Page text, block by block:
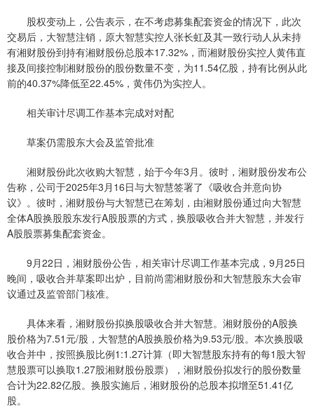
股权变动上，公告表示，在不考虑募集配套资金的情况下，此次
交易后，大智慧注销，原大智慧实控人张长虹及其一致行动人从未持
有湘财股份到持有湘财股份总股本17.32%，而湘财股份实控人黄伟直
接及间接控制湘财股份的股份数量不变，为11.54亿股，持有比例从此
前的40.37%降低至22.45%，黄伟仍为实控人。
相关审计尽调工作基本完成对对配
草案仍需股东大会及监管批准
湘财股份此次收购大智慧，始于今年3月。彼时，湘财股份发布公
告称，公司于2025年3月16日与大智慧签署了《吸收合并意向协
议》。彼时，湘财股份与大智慧已在筹划，由湘财股份通过向大智慧
全体A股换股股东发行A股股票的方式，换股吸收合并大智慧，并发行
A股股票募集配套资金。
9月22日，湘财股份公告，相关审计尽调工作基本完成，9月25日
晚间，吸收合并草案即出炉，目前尚需湘财股份和大智慧股东大会审
议通过及监管部门核准。
具体来看，湘财股份拟换股吸收合并大智慧。湘财股份的A股换
股价格为7.51元/股，大智慧的A股换股价格为9.53元/股。本次换股吸
收合并中，按照换股比例1:1.27计算（即大智慧股东持有的每1股大智
慧股票可以换取1.27股湘财股份股票），湘财股份拟发行的股份数量
合计为22.82亿股。换股实施后，湘财股份的总股本拟增至51.41亿
股。